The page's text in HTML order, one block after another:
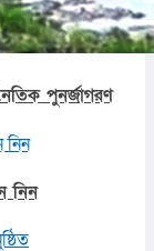
পুনর্জাগরণ
নিন